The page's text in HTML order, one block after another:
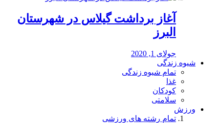
آغاز برداشت گیلاس در شهرستان
البرز
جولای 1, 2020
شیوه زندگی
تمام شیوه زندگی
غذا
کودکان
سلامتی
ورزش
تمام رشته های ورزشی